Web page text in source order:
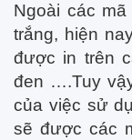
Ngoài các
trắng, hiện
được in trên
đen ….Tuy
của việc sử
sẽ được các